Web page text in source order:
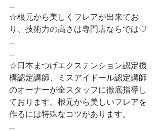
…
☆根元から美しくフレアが出来てお
り、技術力の高さは専門店ならでは♡
…
…
☆日本まつげエクステンション認定機
構認定講師、ミスアイドール認定講師
のオーナーが全スタッフに徹底指導し
ております。根元から美しいフレアを
作るには特殊なコツがあります。
…